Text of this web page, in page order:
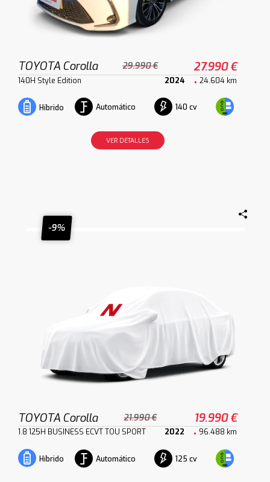
TOYOTA Corolla 29.990 € 27.990 €
140H Style Edition 2024 24.604 km
Híbrido Automático 140 cv
VER DETALLES
-9%
TOYOTA Corolla 21.990 € 19.990 €
1.8 125H BUSINESS ECVT TOU SPORT 2022 96.488 km
Híbrido Automático 125 cv